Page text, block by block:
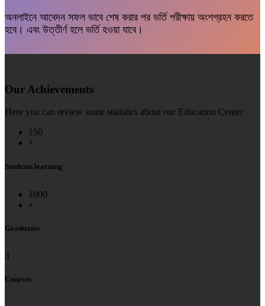
অনলাইনে আবেদন সফল ভাবে শেষ করার পর ভর্তি পরীক্ষায় অংশগ্রহন করতে
হবে। এবং উত্তীর্ণ হলে ভর্তি হওয়া যাবে।
Our Achievements
Here you can review some statistics about our Education Center
150
+
Students learning
1000
+
Graduates
3
Courses